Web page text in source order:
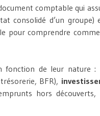
comptable qui
consolidé d’un
pour comprendre
fonction de leur nature :
BFR),
hors